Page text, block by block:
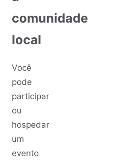
comunidade
local
Você
pode
participar
ou
hospedar
um
evento